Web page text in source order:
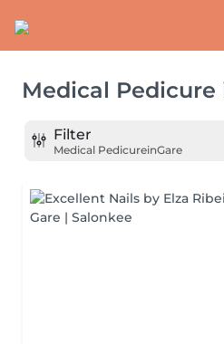
Medical Pedicure
Filter
Medical PedicureinGare